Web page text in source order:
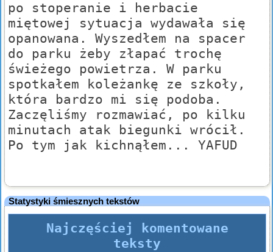
po stoperanie i herbacie
miętowej sytuacja wydawała się
opanowana. Wyszedłem na spacer
do parku żeby złapać trochę
świeżego powietrza. W parku
spotkałem koleżankę ze szkoły,
która bardzo mi się podoba.
Zaczęliśmy rozmawiać, po kilku
minutach atak biegunki wrócił.
Po tym jak kichnąłem... YAFUD
Statystyki śmiesznych tekstów
Najczęściej komentowane
teksty